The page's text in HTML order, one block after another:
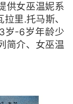
供女巫温妮系
里.托马斯、
岁-6岁年龄少
简介、女巫温